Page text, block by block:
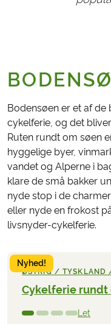
Nyhed!
ØSTRIG / TYSKLAND
Cykelferie rundt
Let
Bodensøen er et af
cykelferie, og det
Ruten rundt om søen
hyggelige byer,
vandet og Alperne i
klare de små bakker
nyde stop i de
eller nyde en frokost
livsnyder-cykelferie.